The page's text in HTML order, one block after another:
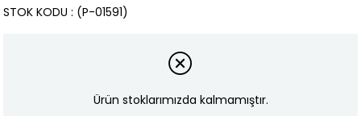
(P-01591)
STOK KODU
Ürün stoklarımızda kalmamıştır.